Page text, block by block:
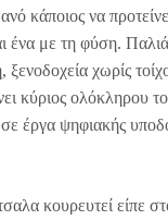
κάποιος να
ένα με τη φύση.
χωρίς
κύριος
σε έργα ψηφιακής
κουρευτεί είπε